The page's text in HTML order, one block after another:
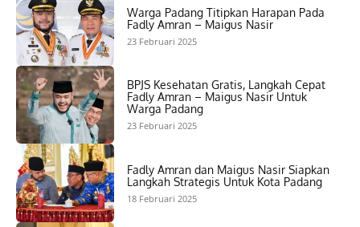
Warga Padang Titipkan Harapan Pada
Fadly Amran – Maigus Nasir
23 Februari 2025
BPJS Kesehatan Gratis, Langkah Cepat
Fadly Amran – Maigus Nasir Untuk
Warga Padang
23 Februari 2025
Fadly Amran dan Maigus Nasir Siapkan
Langkah Strategis Untuk Kota Padang
18 Februari 2025